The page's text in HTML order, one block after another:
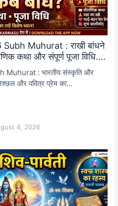
Muhurat : राखी बांधने
कथा और संपूर्ण पूजा विधि….
: भारतीय संस्कृति और
और पवित्र प्रेम का…
4, 2026